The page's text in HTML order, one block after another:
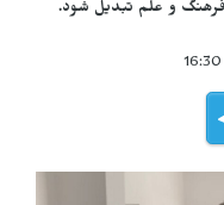
و علم تبدیل شود.